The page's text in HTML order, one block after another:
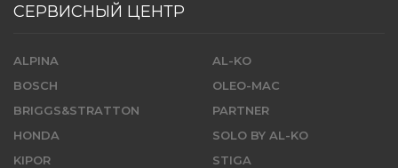
СЕРВИСНЫЙ ЦЕНТР
ALPINA
BOSCH
BRIGGS&STRATTON
HONDA
KIPOR
AL-KO
OLEO-MAC
PARTNER
SOLO BY AL-KO
STIGA